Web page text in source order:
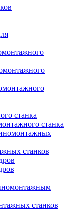
станка
станка
станков
станков